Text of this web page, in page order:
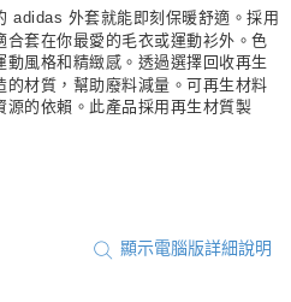
adidas 外套就能即刻保暖舒適。採用
套在你最愛的毛衣或運動衫外。色
風格和精緻感。透過選擇回收再生
材質，幫助廢料減量。可再生材料
的依賴。此產品採用再生材質製
顯示電腦版詳細說明